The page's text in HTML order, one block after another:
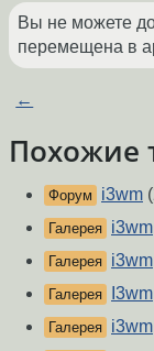
Вы не можете
перемещена в
←
Похожие
Форум i3wm
Галерея i3wm
Галерея i3wm
Галерея I3wm
Галерея i3wm